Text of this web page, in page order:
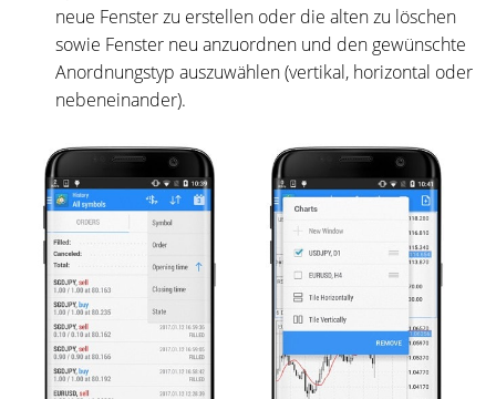
neue Fenster zu erstellen oder die alten zu löschen
sowie Fenster neu anzuordnen und den gewünschte
Anordnungstyp auszuwählen (vertikal, horizontal oder
nebeneinander).